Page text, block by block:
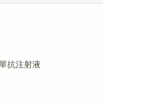
抗注射液